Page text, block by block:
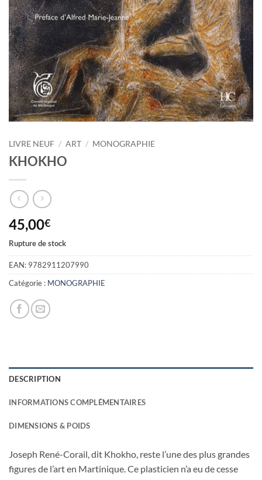
LIVRE NEUF / ART / MONOGRAPHIE
KHOKHO
45,00€
Rupture de stock
EAN: 9782911207990
Catégorie : MONOGRAPHIE
DESCRIPTION
INFORMATIONS COMPLÉMENTAIRES
DIMENSIONS & POIDS
Joseph René-Corail, dit Khokho, reste l’une des plus grandes
figures de l’art en Martinique. Ce plasticien n’a eu de cesse